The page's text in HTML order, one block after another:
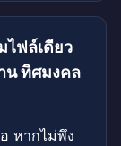
ไฟล์เดียว
น ทิศมงคล
หากไม่พึง